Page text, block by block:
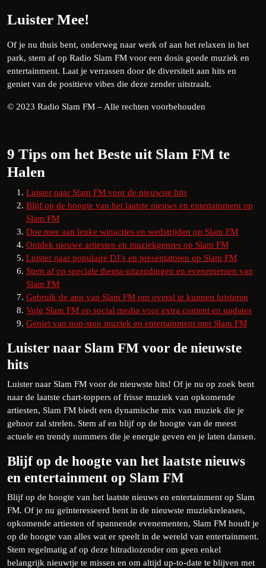
Luister Mee!
Of je nu thuis bent, onderweg naar werk of aan het relaxen in het
park, stem af op Radio Slam FM voor een dosis goede muziek en
entertainment. Laat je verrassen door de diversiteit aan hits en
geniet van de positieve vibes die deze zender uitstraalt.
© 2023 Radio Slam FM – Alle rechten voorbehouden
9 Tips om het Beste uit Slam FM te
Halen
Luister naar Slam FM voor de nieuwste hits
Blijf op de hoogte van het laatste nieuws en entertainment op
Slam FM
Doe mee aan leuke winacties en wedstrijden op Slam FM
Ontdek nieuwe artiesten en muziekgenres op Slam FM
Luister naar populaire DJ’s en presentatoren op Slam FM
Stem af op speciale thema-uitzendingen en evenementen van
Slam FM
Gebruik de app van Slam FM om overal te kunnen luisteren
Volg Slam FM op social media voor extra content en updates
Geniet van non-stop muziek en entertainment met Slam FM
Luister naar Slam FM voor de nieuwste
hits
Luister naar Slam FM voor de nieuwste hits! Of je nu op zoek bent
naar de laatste chart-toppers of frisse muziek van opkomende
artiesten, Slam FM biedt een dynamische mix van muziek die je
gehoor zal strelen. Stem af en blijf op de hoogte van de meest
actuele en trendy nummers die je energie geven en je laten dansen.
Blijf op de hoogte van het laatste nieuws
en entertainment op Slam FM
Blijf op de hoogte van het laatste nieuws en entertainment op Slam
FM. Of je nu geïnteresseerd bent in de nieuwste muziekreleases,
opkomende artiesten of spannende evenementen, Slam FM houdt je
op de hoogte van alles wat er speelt in de wereld van entertainment.
Stem regelmatig af op deze hitradiozender om geen enkel
belangrijk nieuwtje te missen en om altijd up-to-date te blijven met